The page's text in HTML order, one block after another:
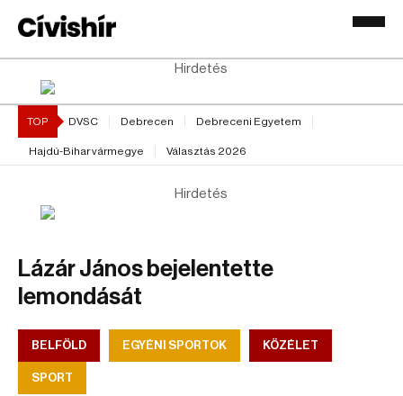
Hirdetés
TOP DVSC Debrecen Debreceni Egyetem
Hajdú-Bihar vármegye Választás 2026
Hirdetés
Lázár János bejelentette
lemondását
BELFÖLD EGYÉNI SPORTOK KÖZÉLET
SPORT